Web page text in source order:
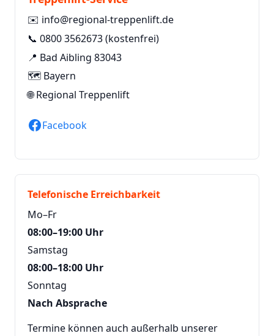
✉️ info@regional-treppenlift.de
📞 0800 3562673(kostenfrei)
📍 Bad Aibling 83043
🗺️ Bayern
🌐Regional Treppenlift
Facebook
Telefonische Erreichbarkeit
Mo–Fr
08:00–19:00 Uhr
Samstag
08:00–18:00 Uhr
Sonntag
Nach Absprache
Termine können auch außerhalb unserer